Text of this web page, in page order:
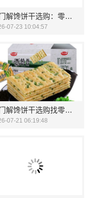
热门解馋饼干选购：零食大明星
07-23 10:04:57
热门解馋饼干选购找零食大明星
07-21 06:19:48